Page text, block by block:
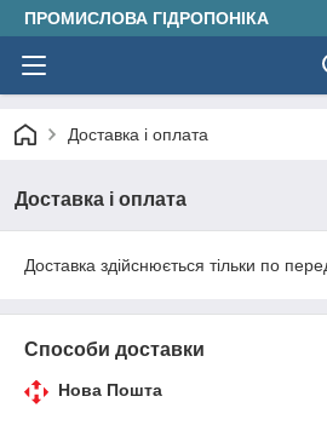
ПРОМИСЛОВА ГІДРОПОНІКА
Доставка і оплата
Доставка і оплата
Доставка здійснюється тільки по
Способи доставки
Нова Пошта